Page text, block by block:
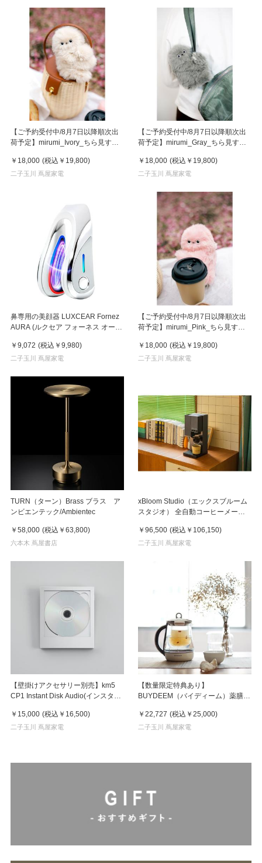
【ご予約受付中/8月7日以降順次出
荷予定】mirumi_Ivory_ちら見する
リー
￥18,000 (税込 ￥19,800)
二子玉川 蔦屋家電
【ご予約受付中/8月7日以降順次出
荷予定】mirumi_Gray_ちら見する
￥18,000 (税込 ￥19,800)
二子玉川 蔦屋家電
鼻専用の美顔器 LUXCEAR Fornez
AURA (ルクセア フォーネス オー
￥9,072 (税込 ￥9,980)
二子玉川 蔦屋家電
【ご予約受付中/8月7日以降順次出
荷予定】mirumi_Pink_ちら見する
￥18,000 (税込 ￥19,800)
二子玉川 蔦屋家電
TURN（ターン）Brass ブラス ア
ンビエンテック/Ambientec
￥58,000 (税込 ￥63,800)
六本木 蔦屋書店
xBloom Studio（エックスブルーム
スタジオ） 全自動コーヒーメーカ
￥96,500 (税込 ￥106,150)
二子玉川 蔦屋家電
【壁掛けアクセサリー別売】km5
CP1 Instant Disk Audio(インスタン
ヤー Silver(シルバー)
￥15,000 (税込 ￥16,500)
二子玉川 蔦屋家電
【数量限定特典あり】
BUYDEEM（バイディーム）薬膳マ
￥22,727 (税込 ￥25,000)
二子玉川 蔦屋家電